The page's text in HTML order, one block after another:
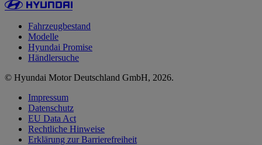
Fahrzeugbestand
Modelle
Hyundai Promise
Händlersuche
© Hyundai Motor Deutschland GmbH, 2026.
Impressum
Datenschutz
EU Data Act
Rechtliche Hinweise
Erklärung zur Barrierefreiheit